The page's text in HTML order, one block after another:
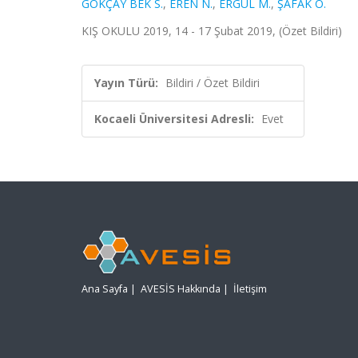
GÖKÇAY BEK S., EREN N., ERGÜL M., ŞAFAK Ö.
KIŞ OKULU 2019, 14 - 17 Şubat 2019, (Özet Bildiri)
Yayın Türü: Bildiri / Özet Bildiri
Kocaeli Üniversitesi Adresli: Evet
Ana Sayfa | AVESİS Hakkında | İletişim